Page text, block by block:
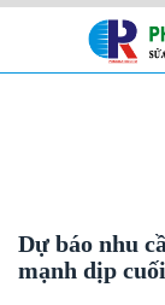
Dự báo nhu
mạnh dịp